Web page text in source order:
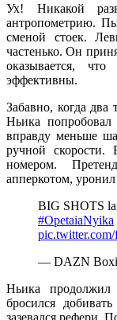
Ух! Никакой
антропометрию.
сменой стоек.
частенько. Он
оказывается,
эффективны.
Забавно, когда два
Ньика
вправду меньше
ручной скорости.
номером.
апперкотом,
BIG SHOTS
#OpetaiaNyika
— DAZN
Ньика
бросился
зазевался рефери.